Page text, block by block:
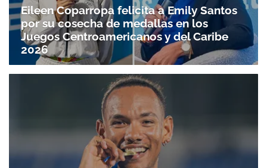
Eileen Coparropa felicita a Emily Santos
por su cosecha de medallas en los
Juegos Centroamericanos y del Caribe
2026